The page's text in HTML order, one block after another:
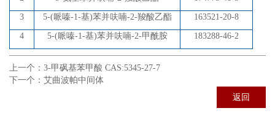
3 5-(哌嗪-1-基)苯并呋喃-2-羧酸乙酯 163521-20-8
4 5-(哌嗪-1-基)苯并呋喃-2-甲酰胺 183288-46-2
上一个： 3-甲砜基苯甲酸 CAS:5345-27-7
下一个： 艾曲波帕中间体
返回